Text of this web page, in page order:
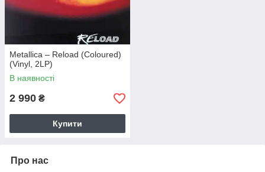
Metallica – Reload (Coloured)
(Vinyl, 2LP)
В наявності
2 990 ₴
Купити
Про нас